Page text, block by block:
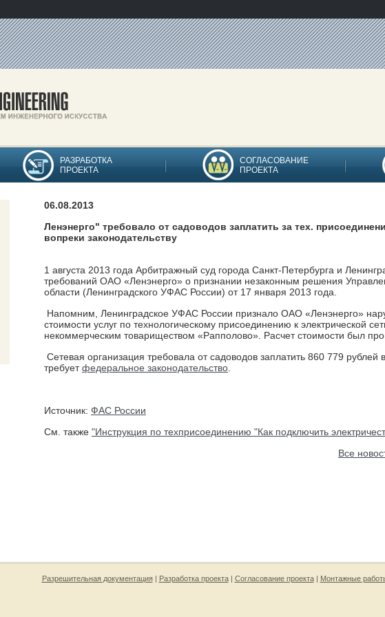
РАЗРАБОТКА
ПРОЕКТА
СОГЛАСОВАНИЕ
ПРОЕКТА
06.08.2013
Ленэнерго" требовало от садоводов заплатить за тех.
вопреки законодательству
1 августа 2013 года Арбитражный суд города Санкт-Петербурга и
требований ОАО «Ленэнерго» о признании незаконным решения
области (Ленинградского УФАС России) от 17 января 2013 года.
Напомним, Ленинградское УФАС России признало ОАО «Ленэнерго»
стоимости услуг по технологическому присоединению к электрической
некоммерческим товариществом «Рапполово». Расчет стоимости был
Сетевая организация требовала от садоводов заплатить 860 779 рублей
требуетфедеральное законодательство
Источник: ФАС России
См. также "Инструкция по техприсоединению "Как подключить
Все
Разрешительная документация| Разработка проекта| Согласование проекта| Монтажные